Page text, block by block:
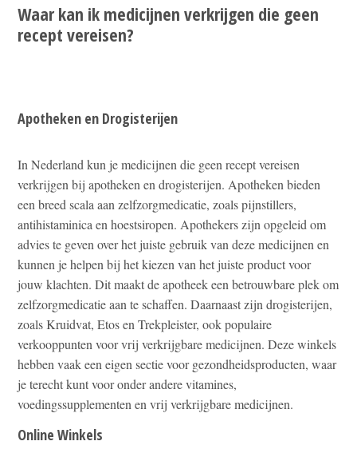
Waar kan ik medicijnen verkrijgen die geen
recept vereisen?
Apotheken en Drogisterijen
In Nederland kun je medicijnen die geen recept vereisen
verkrijgen bij apotheken en drogisterijen. Apotheken bieden
een breed scala aan zelfzorgmedicatie, zoals pijnstillers,
antihistaminica en hoestsiropen. Apothekers zijn opgeleid om
advies te geven over het juiste gebruik van deze medicijnen en
kunnen je helpen bij het kiezen van het juiste product voor
jouw klachten. Dit maakt de apotheek een betrouwbare plek om
zelfzorgmedicatie aan te schaffen. Daarnaast zijn drogisterijen,
zoals Kruidvat, Etos en Trekpleister, ook populaire
verkooppunten voor vrij verkrijgbare medicijnen. Deze winkels
hebben vaak een eigen sectie voor gezondheidsproducten, waar
je terecht kunt voor onder andere vitamines,
voedingssupplementen en vrij verkrijgbare medicijnen.
Online Winkels